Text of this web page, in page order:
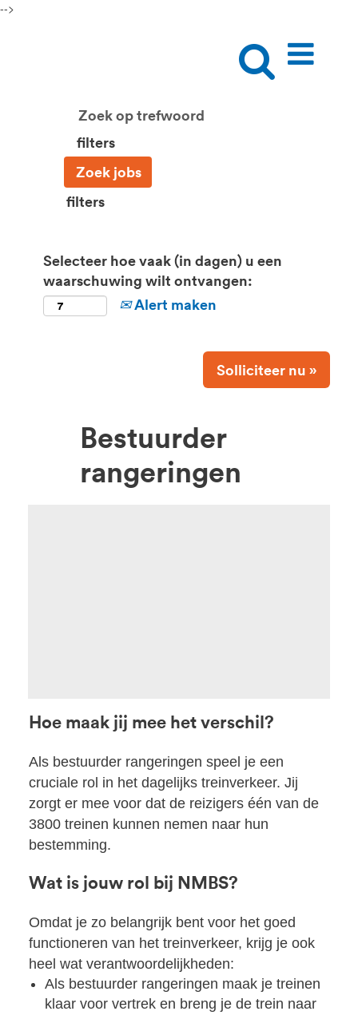
-->
filters
filters
Selecteer hoe vaak (in dagen) u een
waarschuwing wilt ontvangen:
Alert maken
Solliciteer nu »
Bestuurder
rangeringen
Hoe maak jij mee het verschil?
Als bestuurder rangeringen speel je een
cruciale rol in het dagelijks treinverkeer. Jij
zorgt er mee voor dat de reizigers één van de
3800 treinen kunnen nemen naar hun
bestemming.
Wat is jouw rol bij NMBS?
Omdat je zo belangrijk bent voor het goed
functioneren van het treinverkeer, krijg je ook
heel wat verantwoordelijkheden:
Als bestuurder rangeringen maak je treinen
klaar voor vertrek en breng je de trein naar